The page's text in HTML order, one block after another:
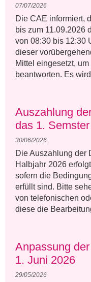
07/07/2026
Die CAE informiert,
bis zum 11.09.2026
von 08:30 bis 12:30
dieser
Mittel eingesetzt,
beantworten. Es
Auszahlung
das 1.
30/06/2026
Die Auszahlung der
Halbjahr 2026
sofern die
erfüllt sind. Bitte
von telefonischen
diese die
Anpassung
1. Juni 2026
29/05/2026